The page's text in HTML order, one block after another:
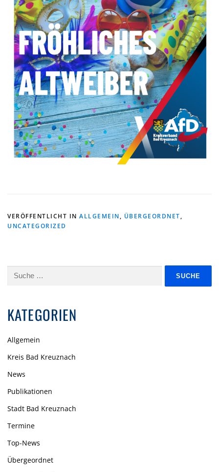
VERÖFFENTLICHT IN ALLGEMEIN, ÜBERGEORDNET,
UNCATEGORIZED
Suche
KATEGORIEN
Allgemein
Kreis Bad Kreuznach
News
Publikationen
Stadt Bad Kreuznach
Termine
Top-News
Übergeordnet